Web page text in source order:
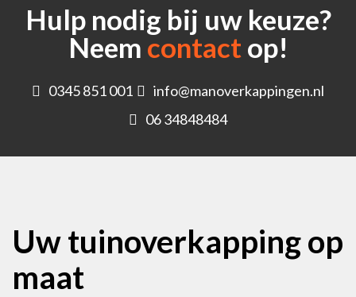
Hulp nodig bij uw keuze?
Neem contact op!
0345 851 001
info@manoverkappingen.nl
06 34848484
Uw tuinoverkapping op
maat